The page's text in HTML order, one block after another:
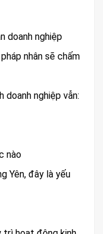
doanh nghiệp
nhân sẽ chấm
doanh nghiệp vẫn:
nào
Yên, đây là yếu